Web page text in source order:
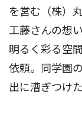
を営む（株）
工藤さんの想
明るく彩る空
依頼。同学園
出に漕ぎつけた